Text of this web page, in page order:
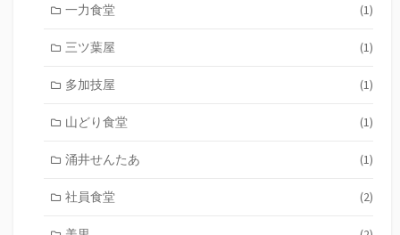
一力食堂 (1)
三ツ葉屋 (1)
多加技屋 (1)
山どり食堂 (1)
涌井せんたあ (1)
社員食堂 (2)